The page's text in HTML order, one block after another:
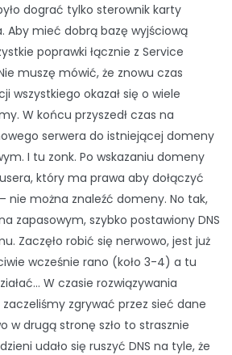
dograć tylko sterownik karty
Aby mieć dobrą bazę wyjściową
poprawki łącznie z Service
muszę mówić, że znowu czas
wszystkiego okazał się o wiele
W końcu przyszedł czas na
serwera do istniejącej domeny
I tu zonk. Po wskazaniu domeny
który ma prawa aby dołączyć
nie można znaleźć domeny. No tak,
zapasowym, szybko postawiony DNS
Zaczęło robić się nerwowo, jest już
wcześnie rano (koło 3-4) a tu
W czasie rozwiązywania
zgrywać przez sieć dane
w drugą stronę szło to strasznie
udało się ruszyć DNS na tyle, że